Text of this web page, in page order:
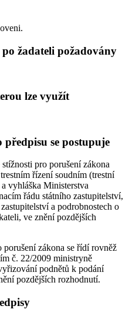
žadateli požadovány
lze využít
se postupuje
pro porušení zákona
řízení soudním (trestní
vyhláška Ministerstva
řádu státního zastupitelství,
a podrobnostech o
ve znění pozdějších
zákona se řídí rovněž
č. 22/2009 ministryně
podnětů k podání
pozdějších rozhodnutí.